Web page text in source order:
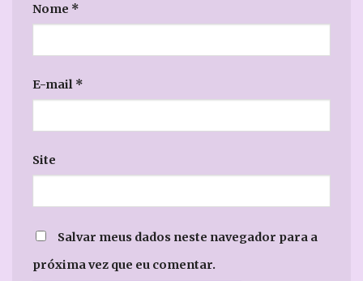
Nome *
E-mail *
Site
Salvar meus dados neste navegador para a
próxima vez que eu comentar.